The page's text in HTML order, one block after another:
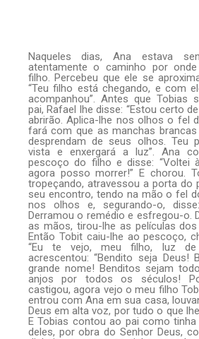
Naqueles dias, Ana estava
atentamente o caminho por
filho. Percebeu que ele se
“Teu filho está chegando, e com
acompanhou”. Antes que Tobias
pai, Rafael lhe disse: “Estou certo
abrirão. Aplica-lhe nos olhos o fel
fará com que as manchas
desprendam de seus olhos. Teu
vista e enxergará a luz”. Ana
pescoço do filho e disse: “Voltei
agora posso morrer!” E chorou.
tropeçando, atravessou a porta do
seu encontro, tendo na mão o fel
nos olhos e, segurando-o, disse:
Derramou o remédio e esfregou-o.
as mãos, tirou-lhe as películas
Então Tobit caiu-lhe ao pescoço,
“Eu te vejo, meu filho, luz
acrescentou: “Bendito seja Deus!
grande nome! Benditos sejam
anjos por todos os séculos!
castigou, agora vejo o meu filho
entrou com Ana em sua casa,
Deus em alta voz, por tudo o que
E Tobias contou ao pai como
deles, por obra do Senhor Deus,